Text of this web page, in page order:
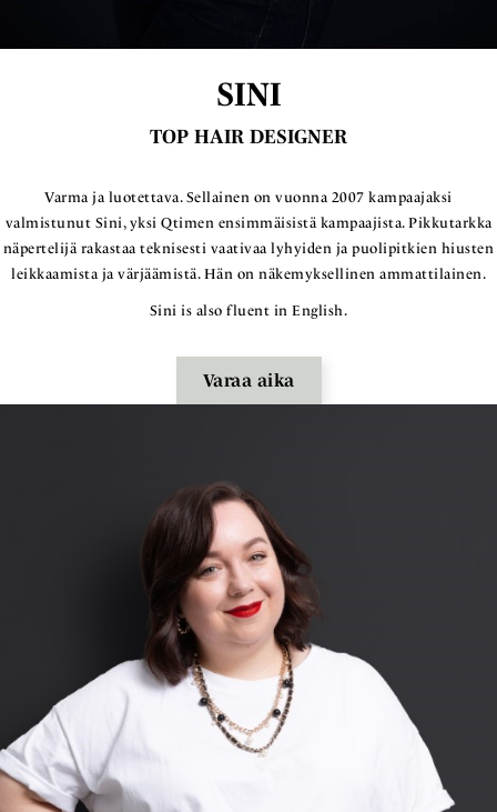
SINI
TOP HAIR DESIGNER
Varma ja luotettava. Sellainen on vuonna 2007 kampaajaksi
valmistunut Sini, yksi Qtimen ensimmäisistä kampaajista. Pikkutarkka
näpertelijä rakastaa teknisesti vaativaa lyhyiden ja puolipitkien hiusten
leikkaamista ja värjäämistä. Hän on näkemyksellinen ammattilainen.
Sini is also fluent in English.
Varaa aika